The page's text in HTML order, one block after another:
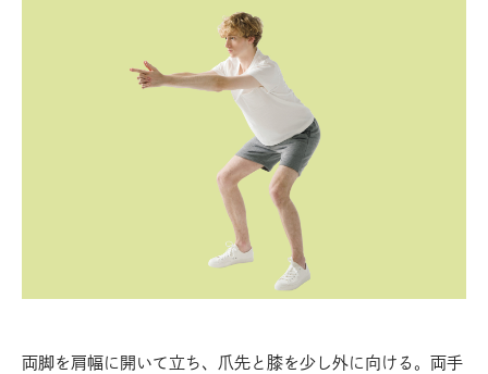
両脚を肩幅に開いて立ち、爪先と膝を少し外に向ける。両手